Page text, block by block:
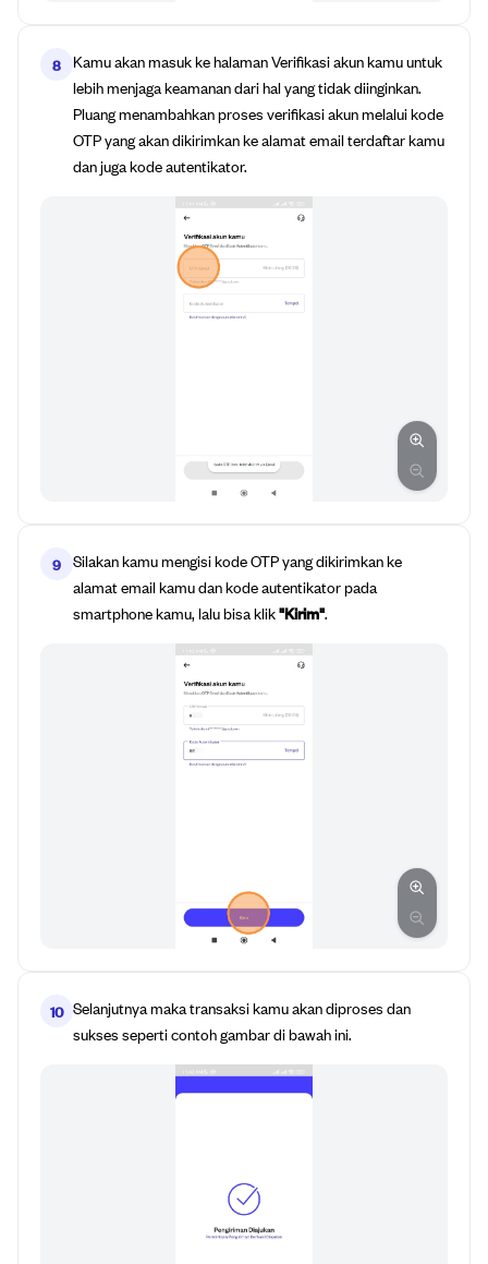
8 Kamu akan masuk ke halaman Verifikasi akun kamu untuk
lebih menjaga keamanan dari hal yang tidak diinginkan.
Pluang menambahkan proses verifikasi akun melalui kode
OTP yang akan dikirimkan ke alamat email terdaftar kamu
dan juga kode autentikator.
9 Silakan kamu mengisi kode OTP yang dikirimkan ke
alamat email kamu dan kode autentikator pada
smartphone kamu, lalu bisa klik"Kirim".
10 Selanjutnya maka transaksi kamu akan diproses dan
sukses seperti contoh gambar di bawah ini.